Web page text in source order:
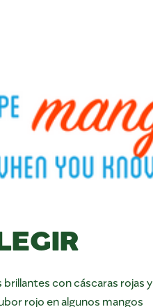
con cáscaras rojas y
rojo en algunos mangos